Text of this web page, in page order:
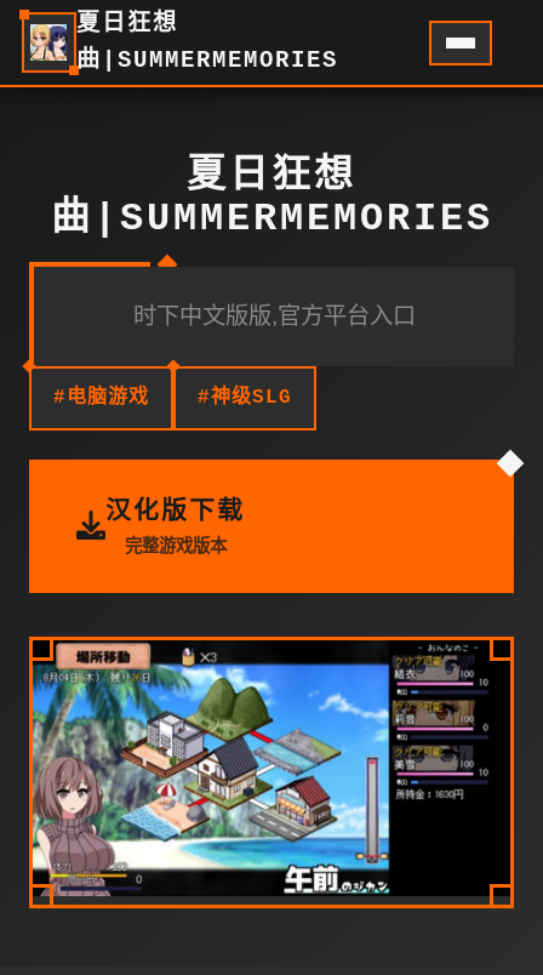
夏日狂想
曲|SUMMERMEMORIES
夏日狂想
曲|SUMMERMEMORIES
时下中文版版,官方平台入口
#电脑游戏 #神级SLG
汉化版下载
完整游戏版本